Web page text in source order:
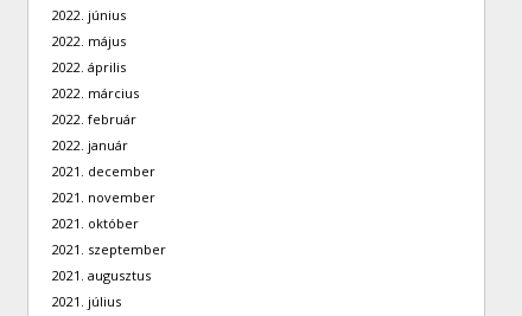
2022. június
2022. május
2022. április
2022. március
2022. február
2022. január
2021. december
2021. november
2021. október
2021. szeptember
2021. augusztus
2021. július